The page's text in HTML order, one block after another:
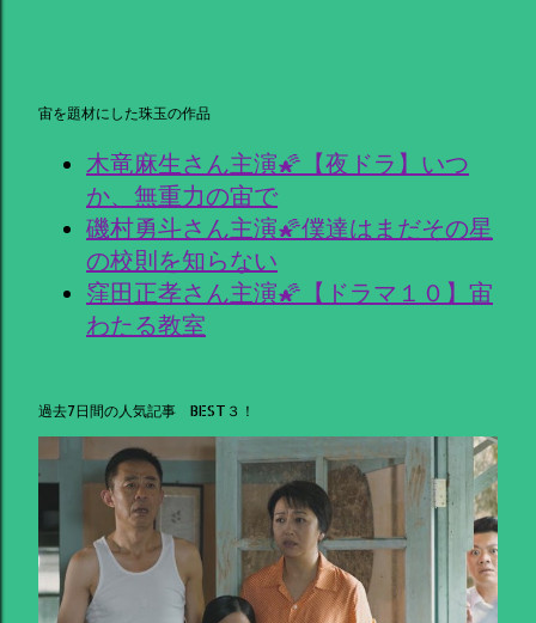
宙を題材にした珠玉の作品
木竜麻生さん主演🌠【夜ドラ】いつ
か、無重力の宙で
磯村勇斗さん主演🌠僕達はまだその星
の校則を知らない
窪田正孝さん主演🌠【ドラマ１０】宙
わたる教室
過去7日間の人気記事 BEST３！